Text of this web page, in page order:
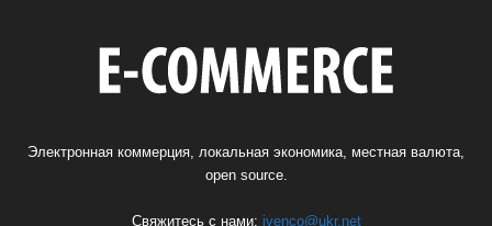
Электронная коммерция, локальная экономика, местная валюта,
open source.
Свяжитесь с нами: ivenco@ukr.net